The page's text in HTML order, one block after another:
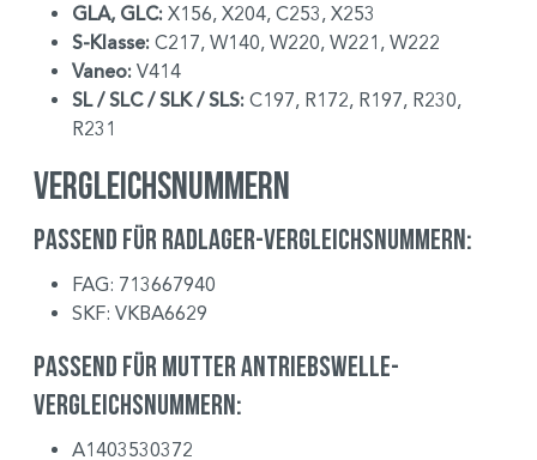
GLA, GLC: X156, X204, C253, X253
S-Klasse: C217, W140, W220, W221, W222
Vaneo: V414
SL / SLC / SLK / SLS: C197, R172, R197, R230,
R231
Vergleichsnummern
Passend für Radlager-Vergleichsnummern:
FAG: 713667940
SKF: VKBA6629
Passend für Mutter Antriebswelle-
Vergleichsnummern:
A1403530372